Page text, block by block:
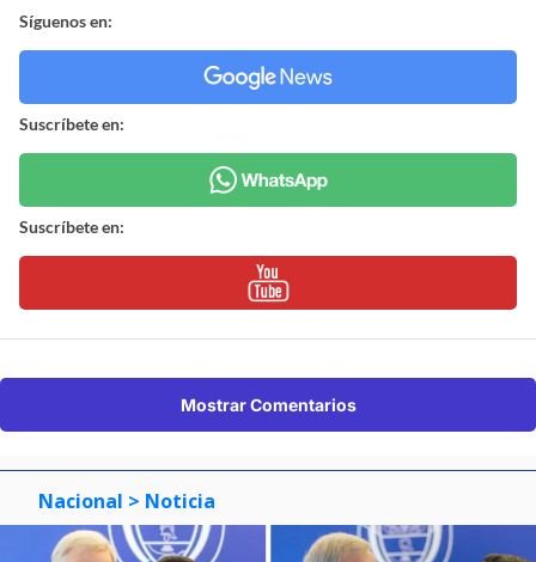
Síguenos en:
Suscríbete en:
Suscríbete en:
Mostrar Comentarios
Nacional > Noticia